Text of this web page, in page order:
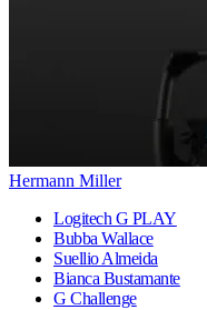
Hermann Miller
Logitech G PLAY
Bubba Wallace
Suellio Almeida
Bianca Bustamante
G Challenge